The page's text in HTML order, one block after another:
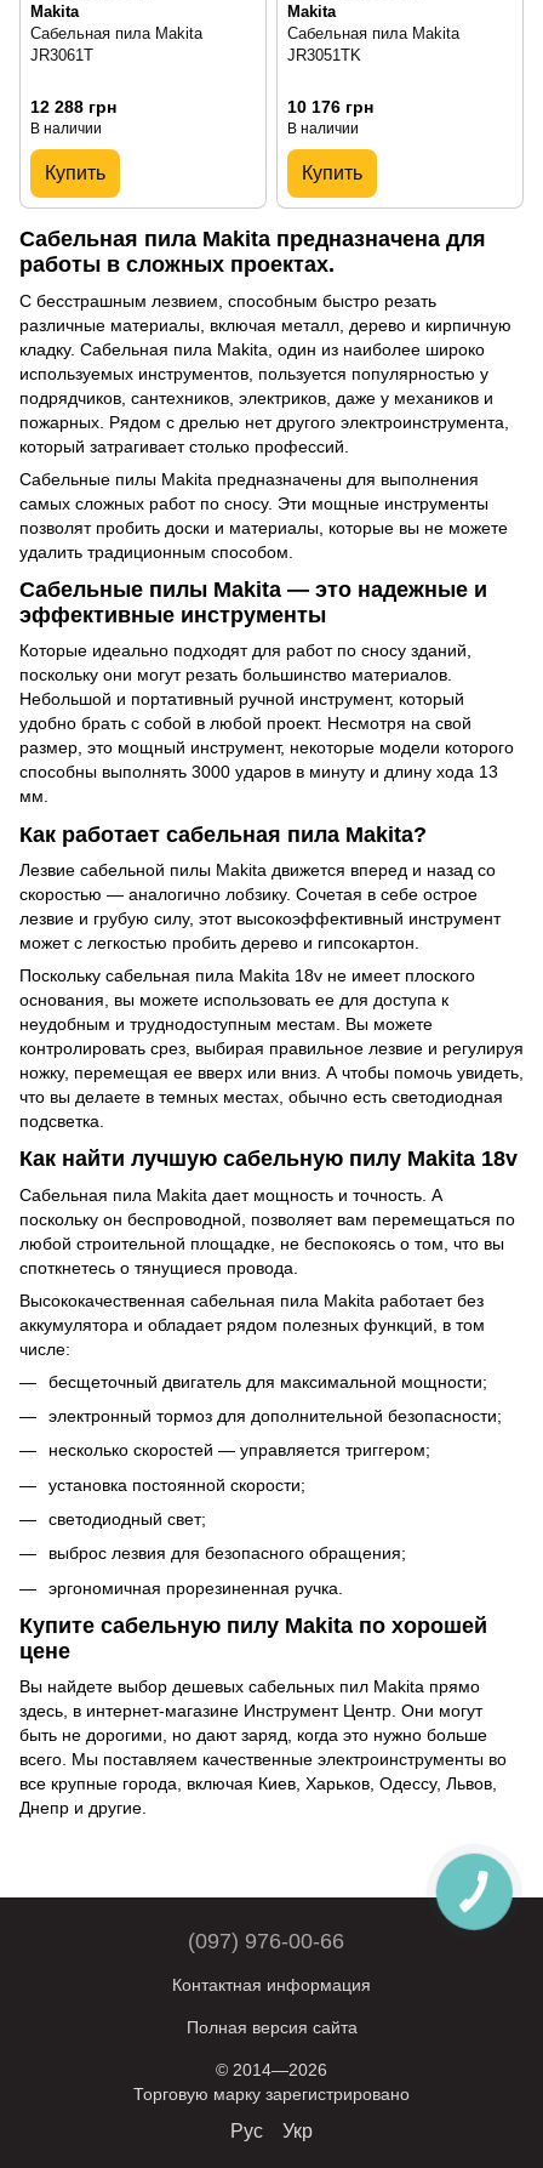
Makita
Сабельная пила Makita
JR3061T
12 288 грн
В наличии
Купить
Makita
Сабельная пила Makita
JR3051TK
10 176 грн
В наличии
Купить
Сабельная пила Makita предназначена для
работы в сложных проектах.
С бесстрашным лезвием, способным быстро резать
различные материалы, включая металл, дерево и кирпичную
кладку. Сабельная пила Makita, один из наиболее широко
используемых инструментов, пользуется популярностью у
подрядчиков, сантехников, электриков, даже у механиков и
пожарных. Рядом с дрелью нет другого электроинструмента,
который затрагивает столько профессий.
Сабельные пилы Makita предназначены для выполнения
самых сложных работ по сносу. Эти мощные инструменты
позволят пробить доски и материалы, которые вы не можете
удалить традиционным способом.
Сабельные пилы Makita — это надежные и
эффективные инструменты
Которые идеально подходят для работ по сносу зданий,
поскольку они могут резать большинство материалов.
Небольшой и портативный ручной инструмент, который
удобно брать с собой в любой проект. Несмотря на свой
размер, это мощный инструмент, некоторые модели которого
способны выполнять 3000 ударов в минуту и ​​длину хода 13
мм.
Как работает сабельная пила Makita?
Лезвие сабельной пилы Makita движется вперед и назад со
скоростью — аналогично лобзику. Сочетая в себе острое
лезвие и грубую силу, этот высокоэффективный инструмент
может с легкостью пробить дерево и гипсокартон.
Поскольку сабельная пила Makita 18v не имеет плоского
основания, вы можете использовать ее для доступа к
неудобным и труднодоступным местам. Вы можете
контролировать срез, выбирая правильное лезвие и регулируя
ножку, перемещая ее вверх или вниз. А чтобы помочь увидеть,
что вы делаете в темных местах, обычно есть светодиодная
подсветка.
Как найти лучшую сабельную пилу Makita 18v
Сабельная пила Makita дает мощность и точность. А
поскольку он беспроводной, позволяет вам перемещаться по
любой строительной площадке, не беспокоясь о том, что вы
споткнетесь о тянущиеся провода.
Высококачественная сабельная пила Makita работает без
аккумулятора и обладает рядом полезных функций, в том
числе:
бесщеточный двигатель для максимальной мощности;
электронный тормоз для дополнительной безопасности;
несколько скоростей — управляется триггером;
установка постоянной скорости;
светодиодный свет;
выброс лезвия для безопасного обращения;
эргономичная прорезиненная ручка.
Купите сабельную пилу Makita по хорошей
цене
Вы найдете выбор дешевых сабельных пил Makita прямо
здесь, в интернет-магазине Инструмент Центр. Они могут
быть не дорогими, но дают заряд, когда это нужно больше
всего. Мы поставляем качественные электроинструменты во
все крупные города, включая Киев, Харьков, Одессу, Львов,
Днепр и другие.
(097) 976-00-66
Контактная информация
Полная версия сайта
© 2014—2026
Торговую марку зарегистрировано
Рус Укр